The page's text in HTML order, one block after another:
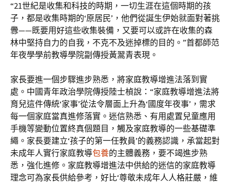
“21世紀是收集和科技的時期，一切生涯在這個時期的孩
子，都是收集時期的‘原居民’，他們從誕生伊始就面對著挑
釁——既要用好這些收集裝備，又要可以或許在收集的森
林中堅持自力的自我，不克不及迷掉標的目的。”首都師范
年夜學學前教導學院副傳授黃翯青表現。
家長要進一個步驟進步熟悉，將家庭教導增進法落到實
處。中國青年政治學院傳授陸士楨說：“家庭教導增進法將
育兒這件傳統‘家事’從法令層面上升為‘國度年夜事’，需求
每一個家庭當真進修落實。迷信熟悉、有用處置兒童應用
手機等變動位置終真個題目，觸及家庭教導的一些基礎準
繩。家長要建立‘孩子的第一任教員’的義務認識，承當起對
未成年人實行家庭教導包養的主體義務，要不竭進步熟
悉，強化進修。家庭教導增進法中供給的迷信的家庭教導
理念可為家長供給參考，好比‘尊敬未成年人人格莊嚴，維